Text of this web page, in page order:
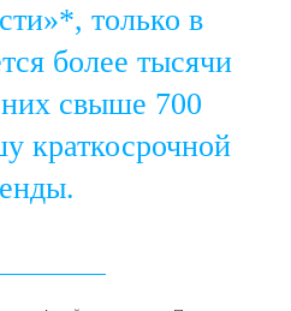
только в
более тысячи
свыше 700
краткосрочной